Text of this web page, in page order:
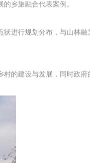
乡旅融合代表案例。
进行规划分布，与山林融
的建设与发展，同时政府